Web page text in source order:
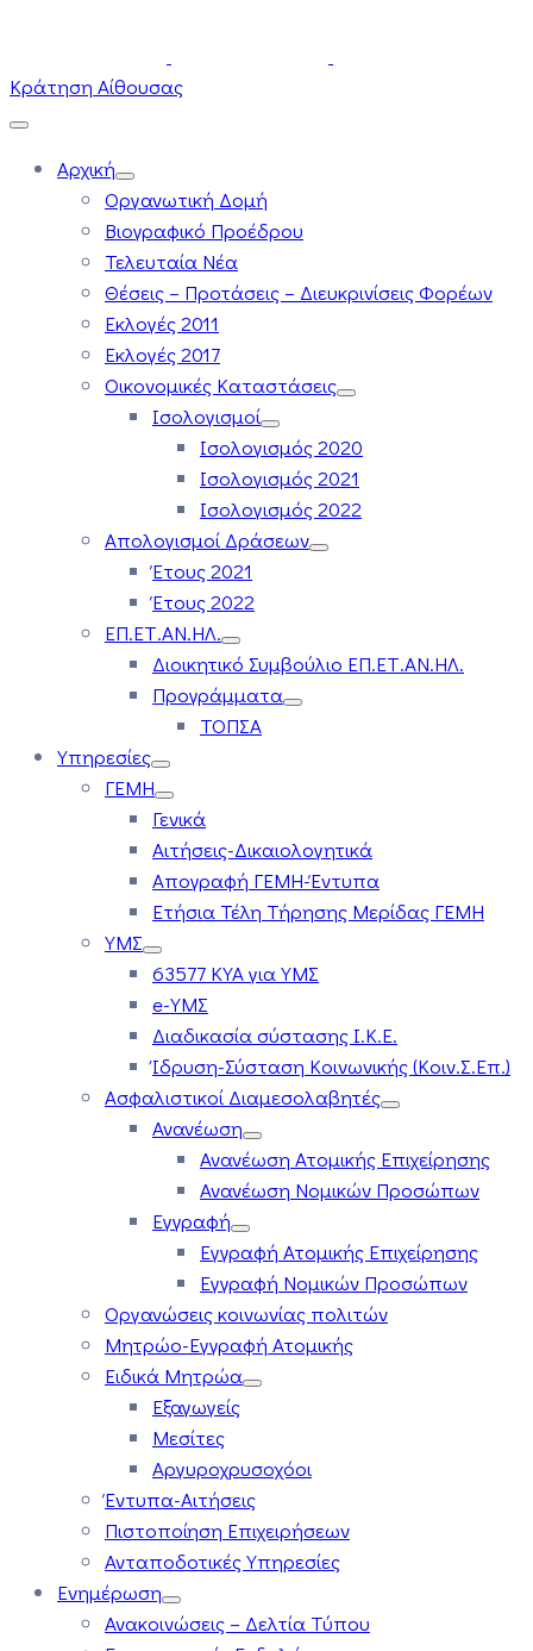
Κράτηση Αίθουσας
Αρχική
Οργανωτική Δομή
Βιογραφικό Προέδρου
Τελευταία Νέα
Θέσεις – Προτάσεις – Διευκρινίσεις Φορέων
Εκλογές 2011
Εκλογές 2017
Οικονομικές Καταστάσεις
Ισολογισμοί
Ισολογισμός 2020
Ισολογισμός 2021
Ισολογισμός 2022
Απολογισμοί Δράσεων
Έτους 2021
Έτους 2022
ΕΠ.ΕΤ.ΑΝ.ΗΛ.
Διοικητικό Συμβούλιο ΕΠ.ΕΤ.ΑΝ.ΗΛ.
Προγράμματα
ΤΟΠΣΑ
Υπηρεσίες
ΓΕΜΗ
Γενικά
Αιτήσεις-Δικαιολογητικά
Απογραφή ΓΕΜΗ-Έντυπα
Ετήσια Τέλη Τήρησης Μερίδας ΓΕΜΗ
ΥΜΣ
63577 ΚΥΑ για ΥΜΣ
e-ΥΜΣ
Διαδικασία σύστασης Ι.Κ.Ε.
Ίδρυση-Σύσταση Κοινωνικής (Κοιν.Σ.Επ.)
Ασφαλιστικοί Διαμεσολαβητές
Ανανέωση
Ανανέωση Ατομικής Επιχείρησης
Ανανέωση Νομικών Προσώπων
Εγγραφή
Εγγραφή Ατομικής Επιχείρησης
Εγγραφή Νομικών Προσώπων
Οργανώσεις κοινωνίας πολιτών
Μητρώο-Εγγραφή Ατομικής
Ειδικά Μητρώα
Εξαγωγείς
Μεσίτες
Αργυροχρυσοχόοι
Έντυπα-Αιτήσεις
Πιστοποίηση Επιχειρήσεων
Ανταποδοτικές Υπηρεσίες
Ενημέρωση
Ανακοινώσεις – Δελτία Τύπου